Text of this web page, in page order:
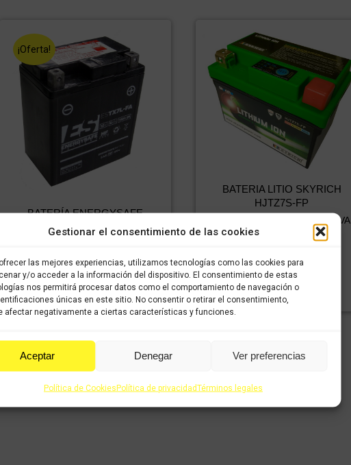
Gestionar el consentimiento de las cookies
las mejores experiencias, utilizamos tecnologías como las cookies para
y/o acceder a la información del dispositivo. El consentimiento de estas
nos permitirá procesar datos como el comportamiento de navegación o
únicas en este sitio. No consentir o retirar el consentimiento,
afectar negativamente a ciertas características y funciones.
Aceptar Denegar Ver preferencias
Política de CookiesPolítica de privacidadTérminos legales
¡Oferta!
BATERÍA ENERGYSAFE
ESTX7L-B4
precio
original
era:
78,64 €.
precio
actual
es:
49,80 €.
incluido
Comprar
BATERIA LITIO SKYRICH
HJTZ7S-FP
IVA
Comprar